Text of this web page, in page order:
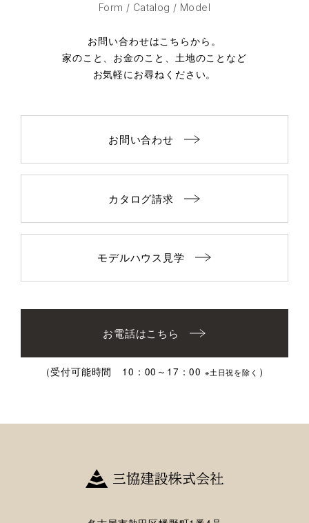
Form / Catalog / Model
お問い合わせはこちらから。
家のこと、お金のこと、土地のことなど
お気軽にお尋ねください。
お問い合わせ
カタログ請求
モデルハウス見学
お電話はこちら
（受付可能時間 10：00～17：00 ※土日祝を除く ）